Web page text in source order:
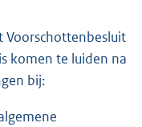
Voorschottenbesluit
komen te luiden na
bij: